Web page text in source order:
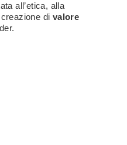
all’etica, alla
di valore